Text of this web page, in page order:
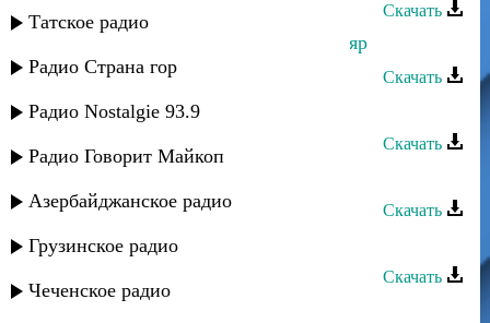
Татское радио
Радио Страна гор
Радио Nostalgie 93.9
Радио Говорит Майкоп
Азербайджанское радио
Грузинское радио
Чеченское радио
Скачать
Казиахмед Мавланов - Лезги манияр
Скачать
Тарлан Мамедов - Заз кандач
Скачать
Скачать
Тарлан Мамедов - Ширин ширин
Скачать